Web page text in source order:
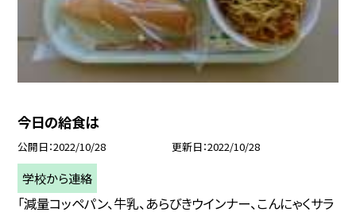
今日の給食は
公開日 2022/10/28 更新日 2022/10/28
学校から連絡
「減量コッペパン、牛乳、あらびきウインナー、こんにゃくサラ